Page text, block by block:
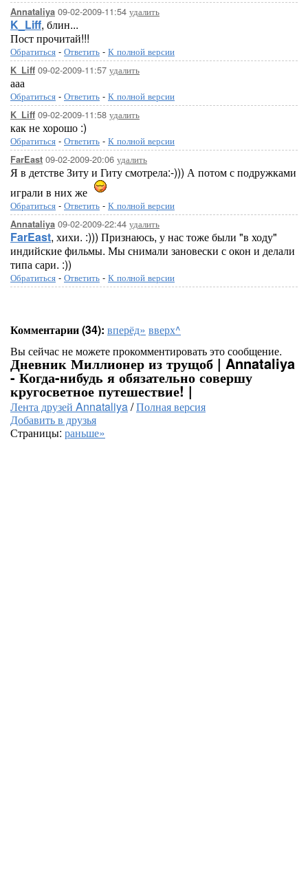
Annataliya 09-02-2009-11:54 удалить
K_Liff, блин...
Пост прочитай!!!
Обратиться - Ответить - К полной версии
K_Liff 09-02-2009-11:57 удалить
ааа
Обратиться - Ответить - К полной версии
K_Liff 09-02-2009-11:58 удалить
как не хорошо :)
Обратиться - Ответить - К полной версии
FarEast 09-02-2009-20:06 удалить
Я в детстве Зиту и Гиту смотрела:-))) А потом с подружками
играли в них же
Обратиться - Ответить - К полной версии
Annataliya 09-02-2009-22:44 удалить
FarEast, хихи. :))) Признаюсь, у нас тоже были "в ходу"
индийские фильмы. Мы снимали зановески с окон и делали
типа сари. :))
Обратиться - Ответить - К полной версии
Комментарии (34): вперёд» вверх^
Вы сейчас не можете прокомментировать это сообщение.
Дневник Миллионер из трущоб | Annataliya
- Когда-нибудь я обязательно совершу
кругосветное путешествие! |
Лента друзей Annataliya/Полная версия
Добавить в друзья
Страницы: раньше»